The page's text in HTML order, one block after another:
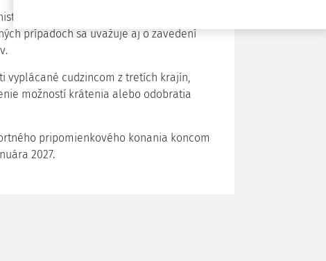
eviduje podozrenia zo
prípadoch sa uvažuje aj o zavedení
vyplácané cudzincom z tretích krajín,
možností krátenia alebo odobratia
pripomienkového konania koncom
2027.